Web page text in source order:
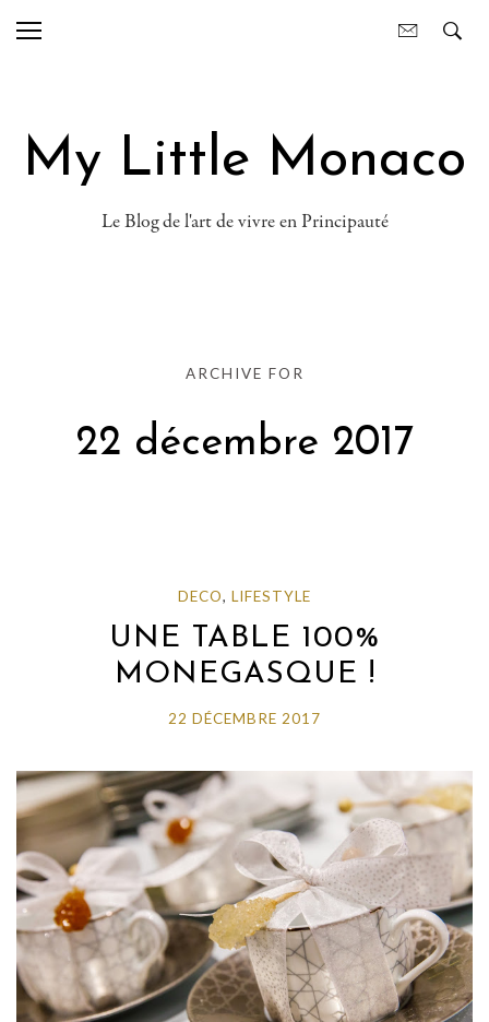
My Little Monaco
Le Blog de l'art de vivre en Principauté
ARCHIVE FOR
22 décembre 2017
DECO, LIFESTYLE
UNE TABLE 100%
MONEGASQUE !
22 DÉCEMBRE 2017